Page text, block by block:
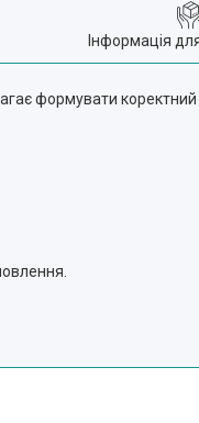
Інформація
формувати коректний